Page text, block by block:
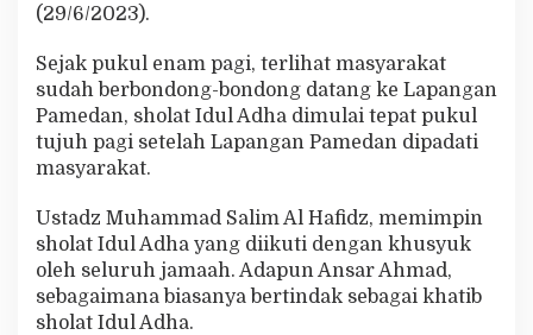
e
p
e
k
a
S
o
s
i
a
(29/6/2023).
Sejak pukul enam pagi, terlihat masyarakat
sudah berbondong-bondong datang ke Lapangan
Pamedan, sholat Idul Adha dimulai tepat pukul
tujuh pagi setelah Lapangan Pamedan dipadati
masyarakat.
Ustadz Muhammad Salim Al Hafidz, memimpin
sholat Idul Adha yang diikuti dengan khusyuk
oleh seluruh jamaah. Adapun Ansar Ahmad,
sebagaimana biasanya bertindak sebagai khatib
sholat Idul Adha.